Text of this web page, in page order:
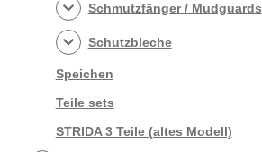
Schmutzfänger / Mudguards
Schutzbleche
Speichen
Teile sets
STRIDA 3 Teile (altes Modell)